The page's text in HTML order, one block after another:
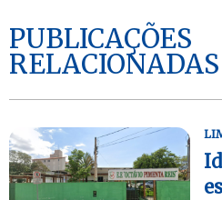
PUBLICAÇÕES
RELACIONADAS